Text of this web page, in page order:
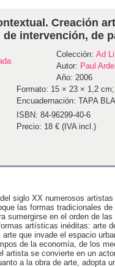
Creación
intervención, de
Colección: Ad
Autor: Paul
Año: 2006
Formato: 15 × 23 × 1,2
Encuadernación: TAPA
ISBN: 84-96299-40-6
Precio: 18 € (IVA incl.)
siglo XX numerosos
las formas tradicionales
sumergirse en el orden de
artísticas inéditas: arte
que invade el espacio
de la economía, de los
artista se convierte en un
a la obra de arte, adopta